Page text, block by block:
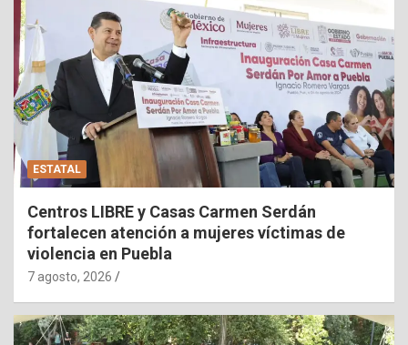
ESTATAL
Centros LIBRE y Casas Carmen Serdán
fortalecen atención a mujeres víctimas de
violencia en Puebla
7 agosto, 2026